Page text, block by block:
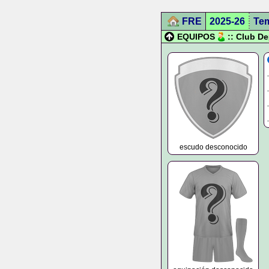
FRE 2025-26
EQUIPOS
:: Club
escudo desconocido